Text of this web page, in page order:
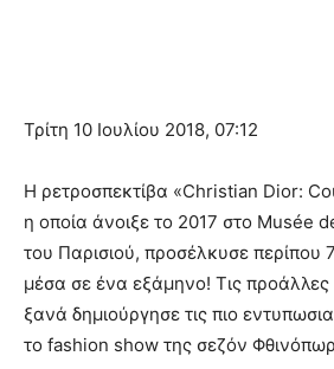
Τρίτη 10 Ιουλίου 2018, 07:12
Η ρετροσπεκτίβα «Christian Dior:
η οποία άνοιξε το 2017 στο Musée
του Παρισιού, προσέλκυσε περίπου
μέσα σε ένα εξάμηνο! Τις προάλλες
ξανά δημιούργησε τις πιο
το fashion show της σεζόν